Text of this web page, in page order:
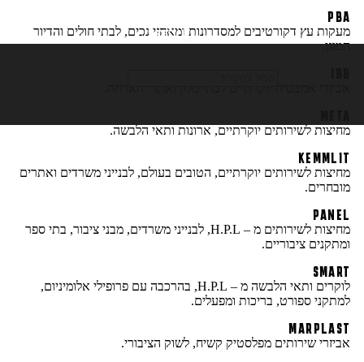
חיפוש
PBA
מעקות עץ דקורטיבים למסדרונות ומאחזי נכים, לבתי חולים והדיור
המוגן.
מחיצות לשירותים יוקרתיים, ארונות ותאי הלבשה.
KEMMLIT
מחיצות לשירותים יוקרתיים, הטובים בעולם, לבנייני משרדים ואתרים
מובחרים.
PANEL
מחיצות לשירותים מ – H.P.L, לבנייני משרדים, מבני ציבור, בתי ספר
ומתקנים ציבוריים.
SMART
לוקרים ותאי הלבשה מ – H.P.L, בהרכבה עם פרופילי אלומיניום,
למתקני ספורט, בריכות ומפעלים.
MARPLAST
אביזרי שירותים מפלסטיק קשיח, לשוק הציבורי.